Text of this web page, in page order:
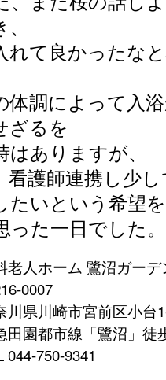
れて良かったな
体調によって入
ざるを
はありますが、
看護師連携し少
たいという希望
った一日でした
老人ホーム 鷺沼ガーデ
0007
川崎市宮前区小台
都市線「鷺沼」徒
044-750-9341